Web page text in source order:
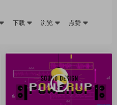
下载 浏览
点赞